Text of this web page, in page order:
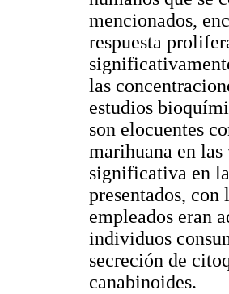
mencionados,
respuesta
las
estudios
son elocuentes
marihuana en
significativa en
presentados,
empleados eran
individuos
secreción de
canabinoides.